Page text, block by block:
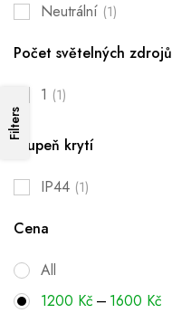
Neutrální (1)
Počet světelných zdrojů
1 (1)
Stupeň krytí
IP44 (1)
Cena
All
1200 Kč – 1600 Kč
Filters